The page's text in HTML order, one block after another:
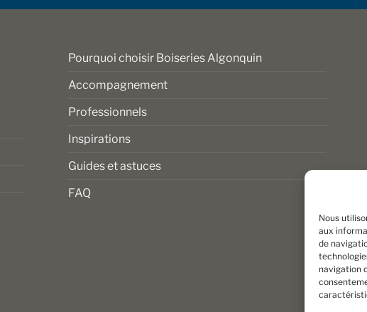
Nous
aux
de
navigation
produit
Pourquoi choisir Boiseries Algonquin
Accompagnement
Professionnels
Inspirations
Guides et astuces
FAQ